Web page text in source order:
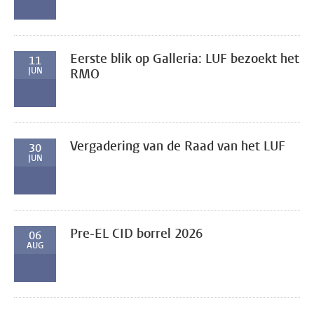
11
JUN
Eerste blik op Galleria: LUF bezoekt het
RMO
30
JUN
Vergadering van de Raad van het LUF
06
AUG
Pre-EL CID borrel 2026